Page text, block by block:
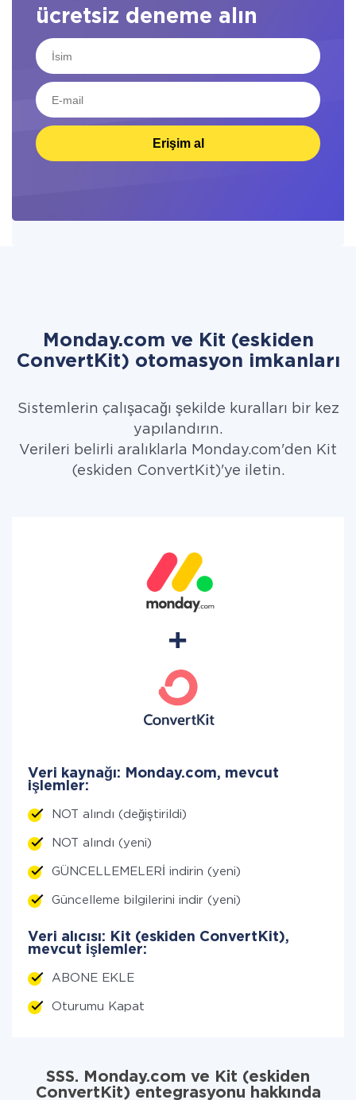
ücretsiz deneme alın
Erişim al
Monday.com ve Kit (eskiden
ConvertKit) otomasyon imkanları
Sistemlerin çalışacağı şekilde kuralları bir kez
yapılandırın.
Verileri belirli aralıklarla Monday.com'den Kit
(eskiden ConvertKit)'ye iletin.
Veri kaynağı: Monday.com, mevcut
işlemler:
NOT alındı (değiştirildi)
NOT alındı (yeni)
GÜNCELLEMELERİ indirin (yeni)
Güncelleme bilgilerini indir (yeni)
Veri alıcısı: Kit (eskiden ConvertKit),
mevcut işlemler:
ABONE EKLE
Oturumu Kapat
SSS. Monday.com ve Kit (eskiden
ConvertKit) entegrasyonu hakkında